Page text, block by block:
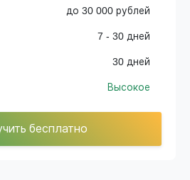
до 30 000 рублей
7 - 30 дней
30 дней
Высокое
бесплатно